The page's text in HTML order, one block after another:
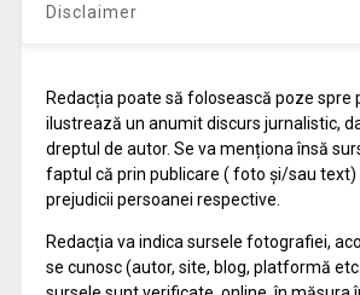
Disclaimer
Redacția poate să folosească poze spre
ilustrează un anumit discurs jurnalistic,
dreptul de autor. Se va menționa însă
faptul că prin publicare ( foto și/sau text)
prejudicii persoanei respective.
Redacția va indica sursele fotografiei,
se cunosc (autor, site, blog, platformă